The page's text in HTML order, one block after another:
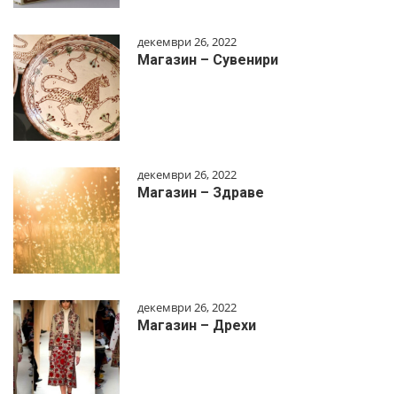
декември 26, 2022
Магазин – Сувенири
декември 26, 2022
Магазин – Здраве
декември 26, 2022
Магазин – Дрехи